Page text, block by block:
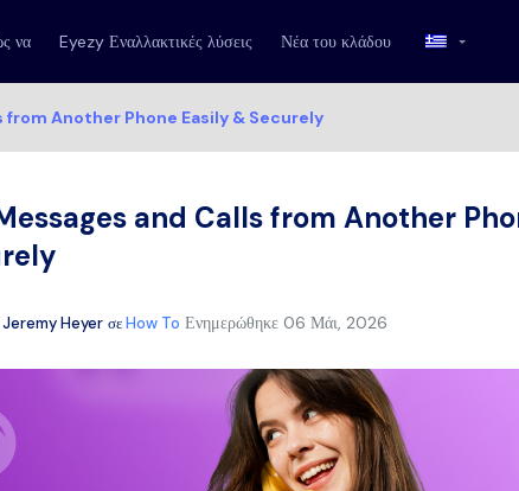
να Eyezy Εναλλακτικές λύσεις Νέα του κλάδου
from Another Phone Easily & Securely
and Calls from Another
Jeremy Heyer σεHow To Ενημερώθηκε 06 Μάι, 2026